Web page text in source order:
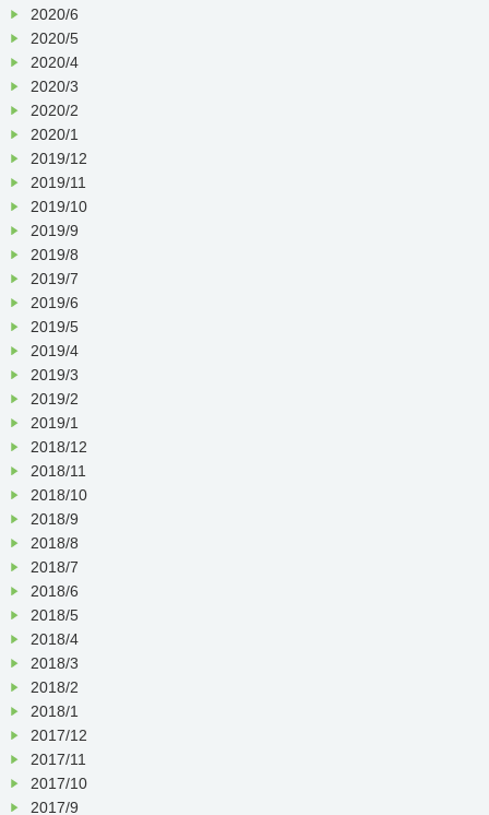
2020/6
2020/5
2020/4
2020/3
2020/2
2020/1
2019/12
2019/11
2019/10
2019/9
2019/8
2019/7
2019/6
2019/5
2019/4
2019/3
2019/2
2019/1
2018/12
2018/11
2018/10
2018/9
2018/8
2018/7
2018/6
2018/5
2018/4
2018/3
2018/2
2018/1
2017/12
2017/11
2017/10
2017/9